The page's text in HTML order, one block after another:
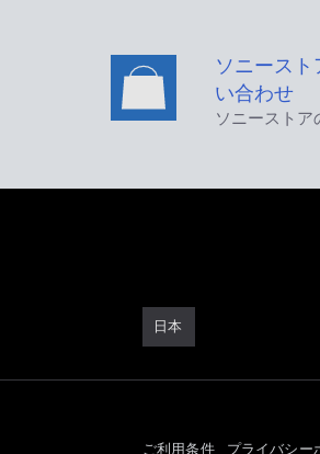
ソニース
い合わせ
ソニースト
日本
ご利用条件 プライバシー